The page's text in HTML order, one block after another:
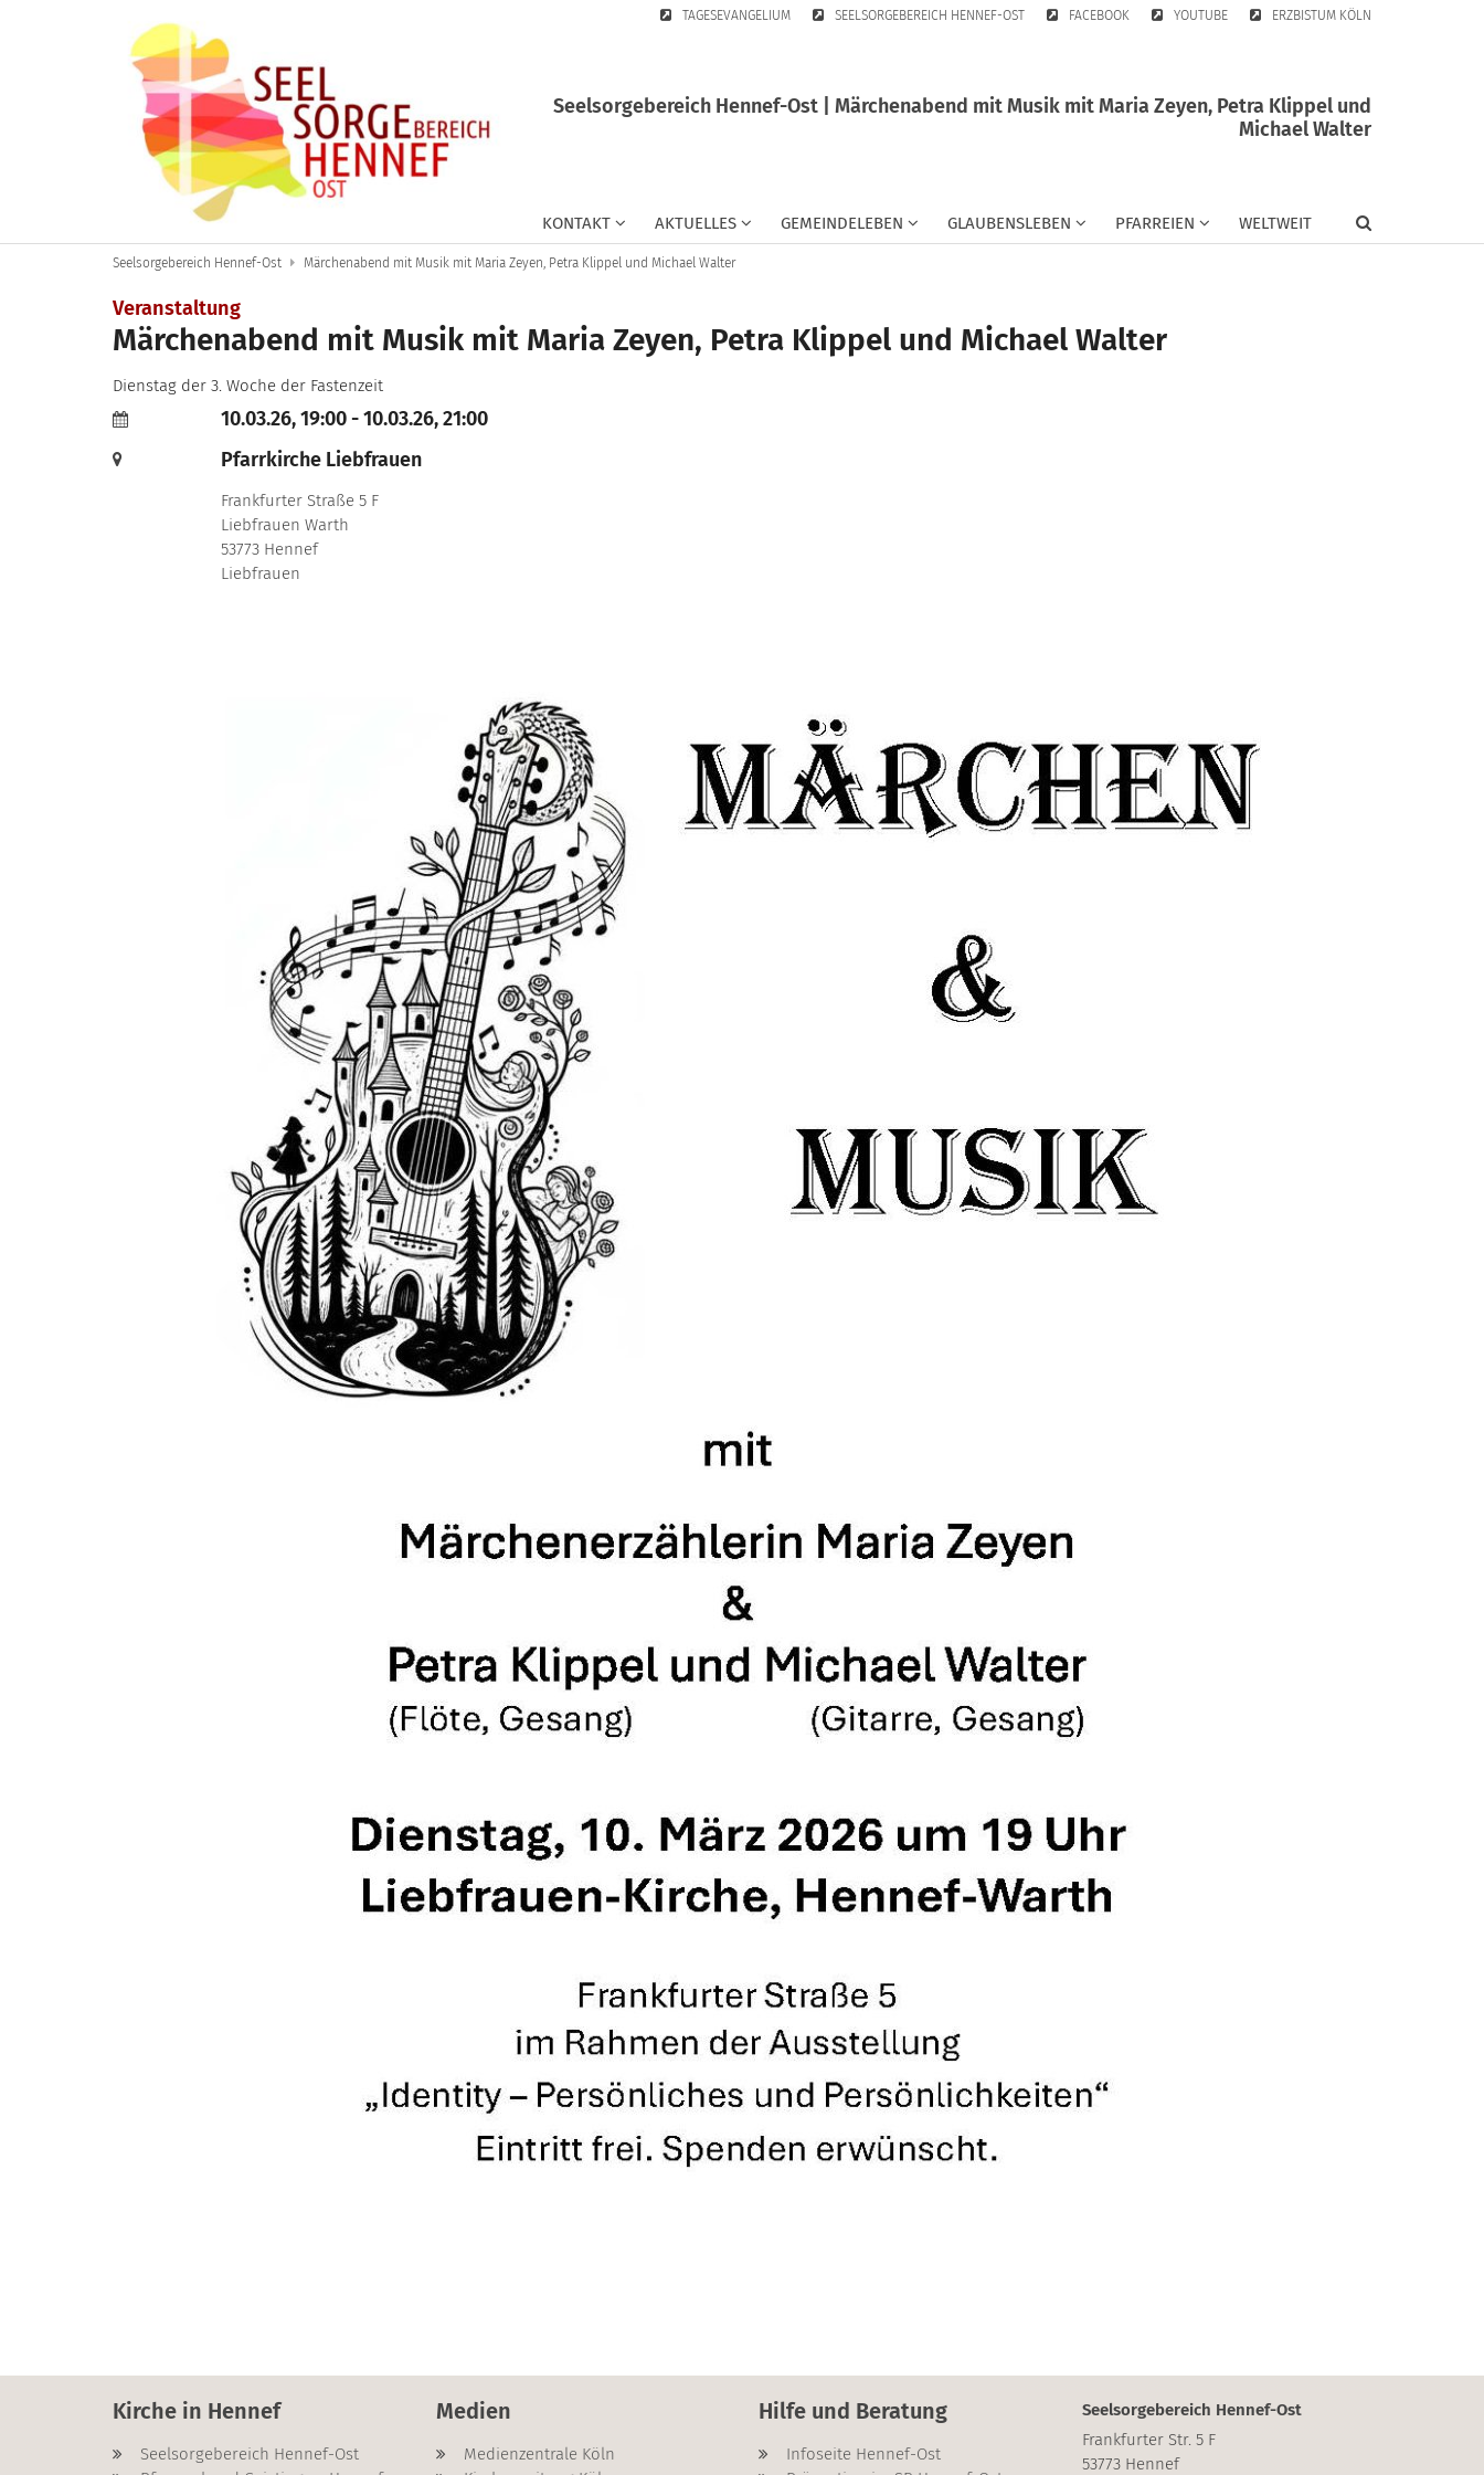
TAGESEVANGELIUM SEELSORGEBEREICH HENNEF-OST FACEBOOK YOUTUBE ERZBISTUM KÖLN
Seelsorgebereich Hennef-Ost | Märchenabend mit Musik mit Maria Zeyen, Petra Klippel und
Michael Walter
KONTAKT AKTUELLES GEMEINDELEBEN GLAUBENSLEBEN PFARREIEN WELTWEIT
Seelsorgebereich Hennef-Ost Märchenabend mit Musik mit Maria Zeyen, Petra Klippel und Michael Walter
Veranstaltung
Märchenabend mit Musik mit Maria Zeyen, Petra Klippel und Michael Walter
Dienstag der 3. Woche der Fastenzeit
10.03.26, 19:00 - 10.03.26, 21:00
Pfarrkirche Liebfrauen
Frankfurter Straße 5 F
Liebfrauen Warth
53773 Hennef
Liebfrauen
Kirche in Hennef
Seelsorgebereich Hennef-Ost
Medien
Medienzentrale Köln
Hilfe und Beratung
Infoseite Hennef-Ost
Seelsorgebereich Hennef-Ost
Frankfurter Str. 5 F
53773 Hennef